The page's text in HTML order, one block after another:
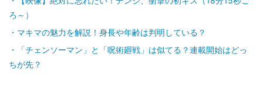
ろ～）
マキマの魅力を解説！身長や年齢は判明している？
「チェンソーマン」と「呪術廻戦」は似てる？連載開始はどっ
ちが先？